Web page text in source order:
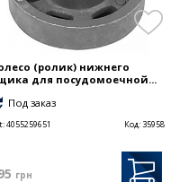
(ролик) нижнего
для посудомоечной...
Под заказ
4055259651 Код: 35958
грн